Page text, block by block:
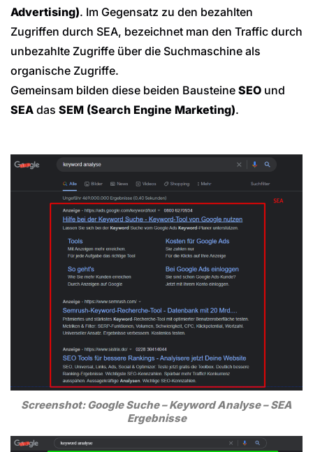
Advertising). Im Gegensatz zu den bezahlten
Zugriffen durch SEA, bezeichnet man den Traffic durch
unbezahlte Zugriffe über die Suchmaschine als
organische Zugriffe.
Gemeinsam bilden diese beiden Bausteine SEO und
SEA das SEM (Search Engine Marketing).
Screenshot: Google Suche – Keyword Analyse – SEA
Ergebnisse